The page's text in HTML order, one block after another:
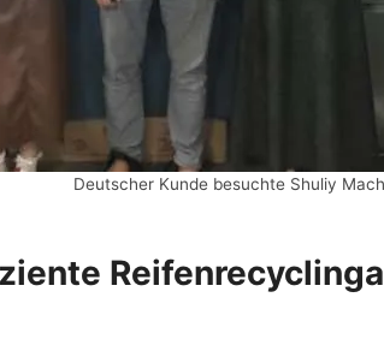
Deutscher Kunde besuchte Shuliy